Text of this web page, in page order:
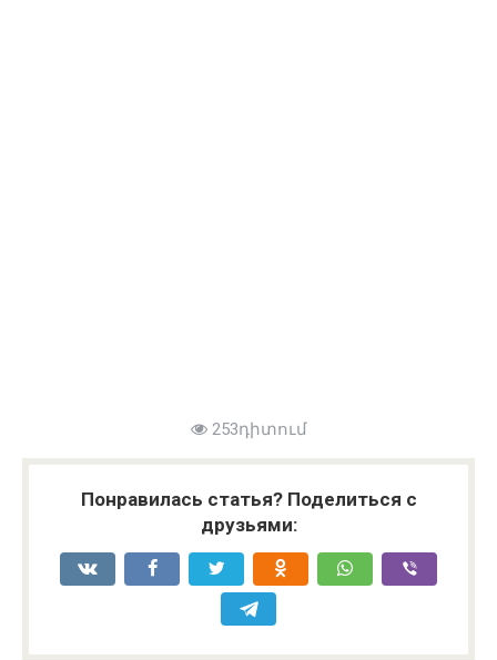
253դիտում
Понравилась статья? Поделиться с
друзьями: